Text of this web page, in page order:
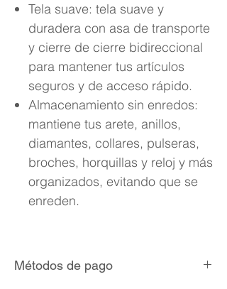
Tela suave: tela suave y
duradera con asa de transporte
y cierre de cierre bidireccional
para mantener tus artículos
seguros y de acceso rápido.
Almacenamiento sin enredos:
mantiene tus arete, anillos,
diamantes, collares, pulseras,
broches, horquillas y reloj y más
organizados, evitando que se
enreden.
Métodos de pago